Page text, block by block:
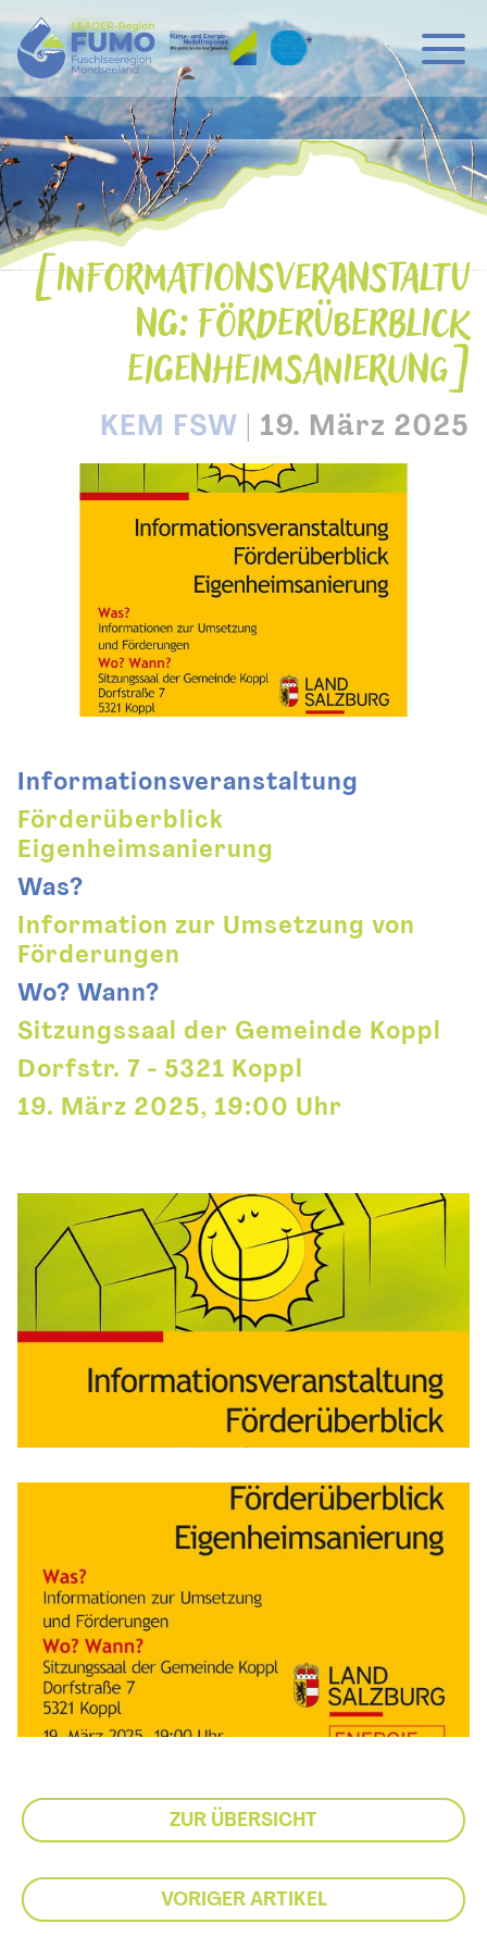
Hauptnavigation
Zum Inhalt
INFORMATIONSVERANSTALTU
NG: FÖRDERÜBERBLICK
EIGENHEIMSANIERUNG
KEM FSW 19. März 2025
Informationsveranstaltung
Förderüberblick
Eigenheimsanierung
Was?
Information zur Umsetzung von
Förderungen
Wo? Wann?
Sitzungssaal der Gemeinde Koppl
Dorfstr. 7 - 5321 Koppl
19. März 2025, 19:00 Uhr
ZUR ÜBERSICHT
VORIGER ARTIKEL